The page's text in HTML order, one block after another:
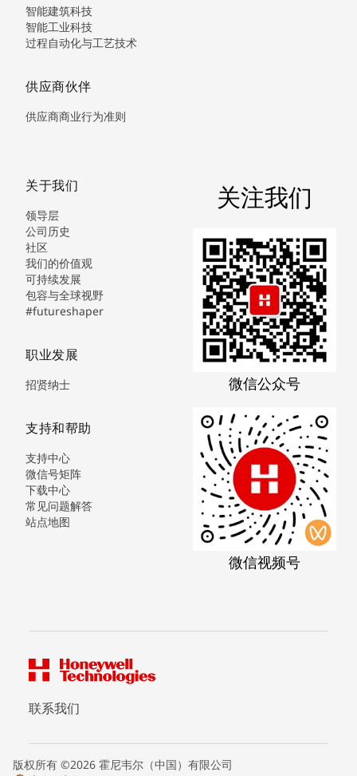
智能建筑科技
智能工业科技
过程自动化与工艺技术
供应商伙伴
供应商商业行为准则
关于我们
领导层
公司历史
社区
我们的价值观
可持续发展
包容与全球视野
#futureshaper
职业发展
招贤纳士
支持和帮助
支持中心
微信号矩阵
下载中心
常见问题解答
站点地图
关注我们
微信公众号
微信视频号
联系我们
版权所有 ©2026 霍尼韦尔（中国）有限公司